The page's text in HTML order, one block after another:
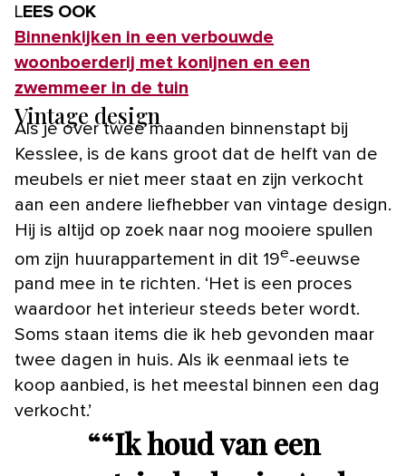
LEES OOK
Binnenkijken in een verbouwde
woonboerderij met konijnen en een
zwemmeer in de tuin
Vintage design
Als je over twee maanden binnenstapt bij
Kesslee, is de kans groot dat de helft van de
meubels er niet meer staat en zijn verkocht
aan een andere liefhebber van vintage design.
Hij is altijd op zoek naar nog mooiere spullen
om zijn huurappartement in dit 19e-eeuwse
pand mee in te richten. ‘Het is een proces
waardoor het interieur steeds beter wordt.
Soms staan items die ik heb gevonden maar
twee dagen in huis. Als ik eenmaal iets te
koop aanbied, is het meestal binnen een dag
verkocht.’
““Ik houd van een